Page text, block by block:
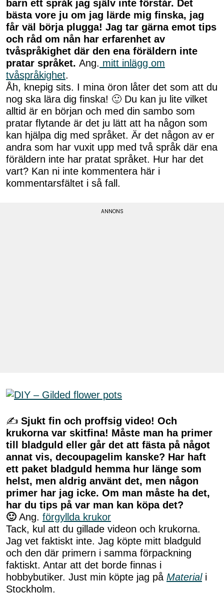
barn ett språk jag själv inte förstår. Det
bästa vore ju om jag lärde mig finska, jag
får väl börja plugga! Jag tar gärna emot tips
och råd om nån har erfarenhet av
tvåspråkighet där den ena föräldern inte
pratar språket. Ang. mitt inlägg om
tvåspråkighet.
Åh, knepig sits. I mina öron låter det som att du
nog ska lära dig finska! 🙂 Du kan ju lite vilket
alltid är en början och med din sambo som
pratar flytande är det ju lätt att ha någon som
kan hjälpa dig med språket. Är det någon av er
andra som har vuxit upp med två språk där ena
föräldern inte har pratat språket. Hur har det
vart? Kan ni inte kommentera här i
kommentarsfältet i så fall.
✍ Sjukt fin och proffsig video! Och
krukorna var skitfina! Måste man ha primer
till bladguld eller går det att fästa på något
annat vis, decoupagelim kanske? Har haft
ett paket bladguld hemma hur länge som
helst, men aldrig använt det, men någon
primer har jag icke. Om man måste ha det,
har du tips på var man kan köpa det?
🙂 Ang. förgyllda krukor
Tack, kul att du gillade videon och krukorna.
Jag vet faktiskt inte. Jag köpte mitt bladguld
och den där primern i samma förpackning
faktiskt. Antar att det borde finnas i
hobbybutiker. Just min köpte jag på Materiali
Stockholm.